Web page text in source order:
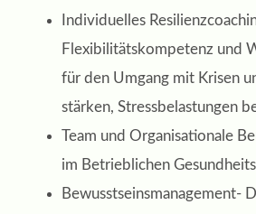
Individuelles
Flexibilitätskompetenz und
für den Umgang mit Krisen
stärken, Stressbelastungen
Team und Organisationale
im Betrieblichen
Bewusstseinsmanagement-